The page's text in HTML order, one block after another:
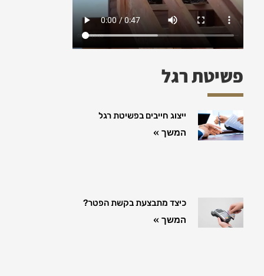
פשיטת רגל
ייצוג חייבים בפשיטת רגל
המשך »
כיצד מתבצעת בקשת הפטר?
המשך »